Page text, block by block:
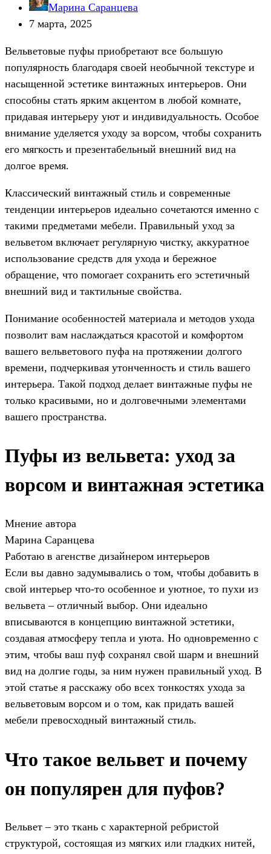
Марина Саранцева
7 марта, 2025
Вельветовые пуфы приобретают все большую
популярность благодаря своей необычной текстуре и
насыщенной эстетике винтажных интерьеров. Они
способны стать ярким акцентом в любой комнате,
придавая интерьеру уют и индивидуальность. Особое
внимание уделяется уходу за ворсом, чтобы сохранить
его мягкость и презентабельный внешний вид на
долгое время.
Классический винтажный стиль и современные
тенденции интерьеров идеально сочетаются именно с
такими предметами мебели. Правильный уход за
вельветом включает регулярную чистку, аккуратное
использование средств для ухода и бережное
обращение, что помогает сохранить его эстетичный
внешний вид и тактильные свойства.
Понимание особенностей материала и методов ухода
позволит вам наслаждаться красотой и комфортом
вашего вельветового пуфа на протяжении долгого
времени, подчеркивая утонченность и стиль вашего
интерьера. Такой подход делает винтажные пуфы не
только красивыми, но и долговечными элементами
вашего пространства.
Пуфы из вельвета: уход за
ворсом и винтажная эстетика
Мнение автора
Марина Саранцева
Работаю в агенстве дизайнером интерьеров
Если вы давно задумывались о том, чтобы добавить в
свой интерьер что-то особенное и уютное, то пухи из
вельвета – отличный выбор. Они идеально
вписываются в концепцию винтажной эстетики,
создавая атмосферу тепла и уюта. Но одновременно с
этим, чтобы ваш пуф сохранял свой шарм и внешний
вид на долгие годы, за ним нужен правильный уход. В
этой статье я расскажу обо всех тонкостях ухода за
вельветовым ворсом и о том, как придать вашей
мебели превосходный винтажный стиль.
Что такое вельвет и почему
он популярен для пуфов?
Вельвет – это ткань с характерной ребристой
структурой, состоящая из мягких или гладких нитей,